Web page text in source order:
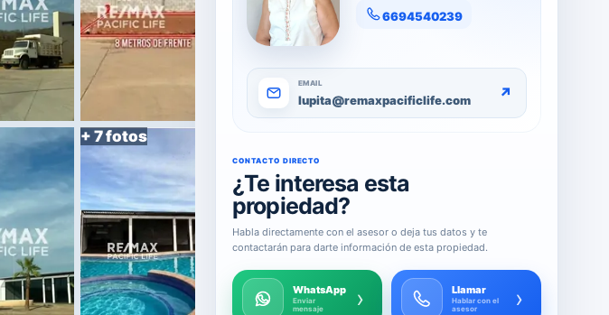
+ 7 fotos
6694540239
EMAIL
lupita@remaxpacificlife.com ↗
CONTACTO DIRECTO
¿Te interesa esta
propiedad?
Habla directamente con el asesor o deja tus datos y te
contactarán para darte información de esta propiedad.
WhatsApp
Enviar
mensaje
› Llamar
Hablar con el
asesor
›